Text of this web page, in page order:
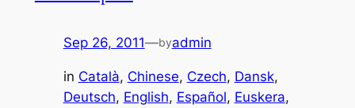
Sep 26, 2011—byadmin
in Català, Chinese, Czech, Dansk
Deutsch, English, Español, Euskera